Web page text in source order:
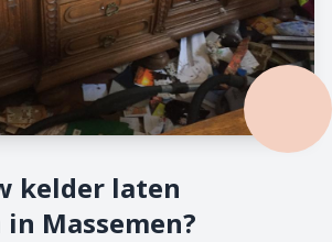
kelder laten
Massemen?